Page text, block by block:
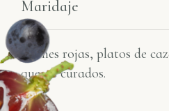
Maridaje
Carnes rojas, platos de
quesos curados.